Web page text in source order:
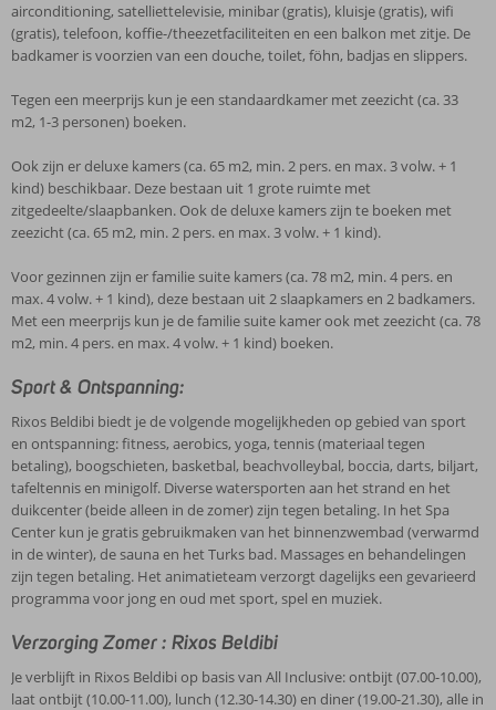
airconditioning, satelliettelevisie, minibar (gratis), kluisje (gratis), wifi
(gratis), telefoon, koffie-/theezetfaciliteiten en een balkon met zitje. De
badkamer is voorzien van een douche, toilet, föhn, badjas en slippers.
Tegen een meerprijs kun je een standaardkamer met zeezicht (ca. 33
m2, 1-3 personen) boeken.
Ook zijn er deluxe kamers (ca. 65 m2, min. 2 pers. en max. 3 volw. + 1
kind) beschikbaar. Deze bestaan uit 1 grote ruimte met
zitgedeelte/slaapbanken. Ook de deluxe kamers zijn te boeken met
zeezicht (ca. 65 m2, min. 2 pers. en max. 3 volw. + 1 kind).
Voor gezinnen zijn er familie suite kamers (ca. 78 m2, min. 4 pers. en
max. 4 volw. + 1 kind), deze bestaan uit 2 slaapkamers en 2 badkamers.
Met een meerprijs kun je de familie suite kamer ook met zeezicht (ca. 78
m2, min. 4 pers. en max. 4 volw. + 1 kind) boeken.
Sport & Ontspanning:
Rixos Beldibi biedt je de volgende mogelijkheden op gebied van sport
en ontspanning: fitness, aerobics, yoga, tennis (materiaal tegen
betaling), boogschieten, basketbal, beachvolleybal, boccia, darts, biljart,
tafeltennis en minigolf. Diverse watersporten aan het strand en het
duikcenter (beide alleen in de zomer) zijn tegen betaling. In het Spa
Center kun je gratis gebruikmaken van het binnenzwembad (verwarmd
in de winter), de sauna en het Turks bad. Massages en behandelingen
zijn tegen betaling. Het animatieteam verzorgt dagelijks een gevarieerd
programma voor jong en oud met sport, spel en muziek.
Verzorging Zomer : Rixos Beldibi
Je verblijft in Rixos Beldibi op basis van All Inclusive: ontbijt (07.00-10.00),
laat ontbijt (10.00-11.00), lunch (12.30-14.30) en diner (19.00-21.30), alle in